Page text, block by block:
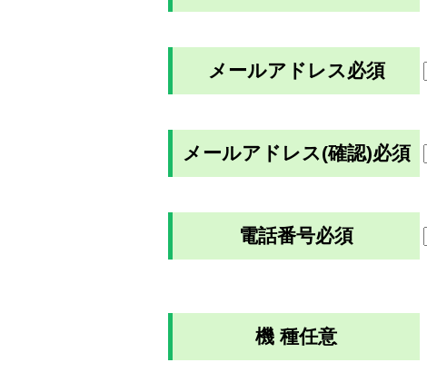
メールアドレス必須
メールアドレス(確認)必須
電話番号必須
機 種任意